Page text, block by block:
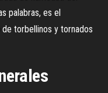
palabras, es el
torbellinos y tornados